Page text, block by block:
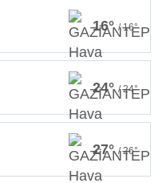
16° / 16°
24° / 24°
27° / 26°